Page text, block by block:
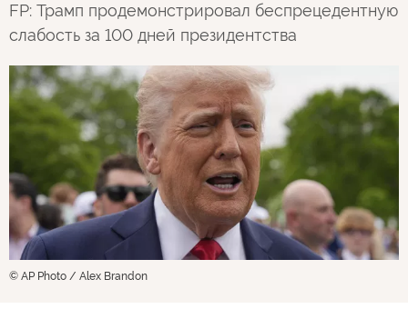
FP: Трамп продемонстрировал беспрецедентную
слабость за 100 дней президентства
© AP Photo / Alex Brandon